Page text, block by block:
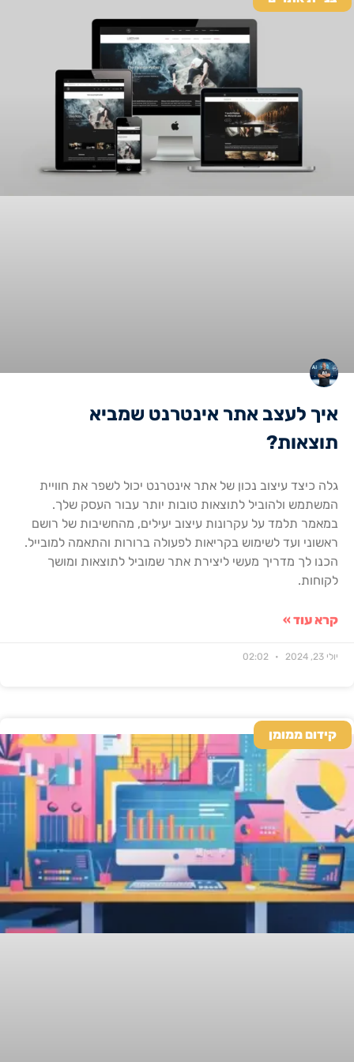
איך לעצב אתר אינטרנט שמביא
תוצאות?
גלה כיצד עיצוב נכון של אתר אינטרנט יכול לשפר את חוויית
המשתמש ולהוביל לתוצאות טובות יותר עבור העסק שלך.
במאמר תלמד על עקרונות עיצוב יעילים, מהחשיבות של רושם
ראשוני ועד לשימוש בקריאות לפעולה ברורות והתאמה למובייל.
הכנו לך מדריך מעשי ליצירת אתר שמוביל לתוצאות ומושך
לקוחות.
קרא עוד »
יולי 23, 2024
קידום ממומן